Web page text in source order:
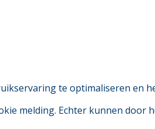
te optimaliseren en
melding. Echter kunnen